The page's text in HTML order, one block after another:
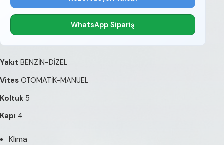
WhatsApp Sipariş
Yakıt BENZİN-DİZEL
Vites OTOMATİK-MANUEL
Koltuk 5
Kapı 4
Klima